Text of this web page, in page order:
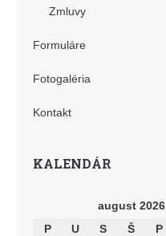
Zmluvy
Formuláre
Fotogaléria
Kontakt
KALENDÁR
august 2026
P
U S Š P